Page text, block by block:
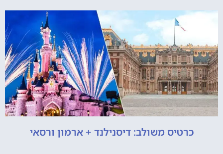
כרטיס משולב: דיסנילנד + ארמון ורסאי